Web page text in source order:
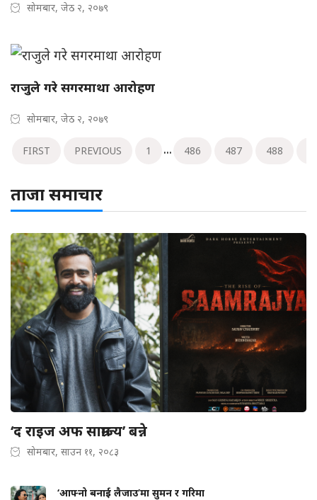
सोमबार, जेठ २, २०७९
राजुले गरे सगरमाथा आरोहण
सोमबार, जेठ २, २०७९
FIRST PREVIOUS 1 ... 486 487 488
ताजा समाचार
‘द राइज अफ साम्राज्य’ बन्ने
सोमबार, साउन ११, २०८३
‘आफ्नो बनाई लैजाउ’मा सुमन र गरिमा